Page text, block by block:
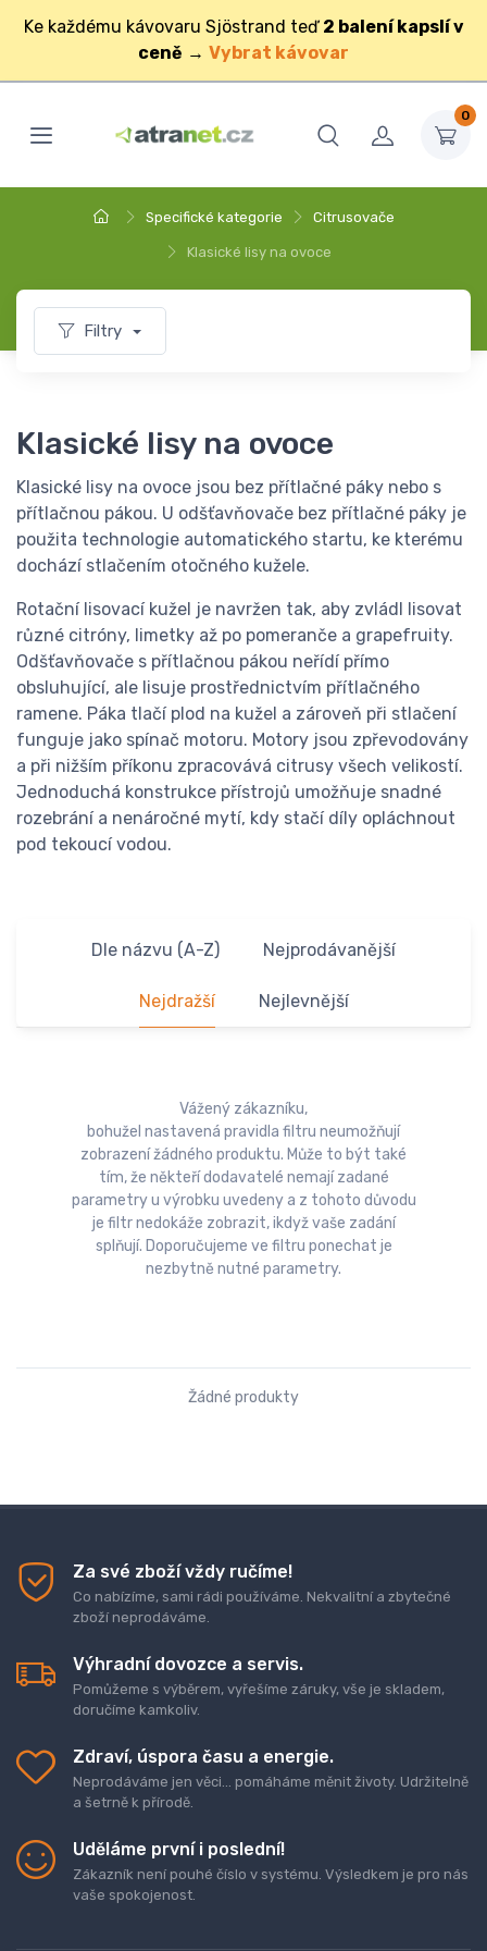
Ke každému kávovaru Sjöstrand teď 2 balení kapslí v
ceně → Vybrat kávovar
0
Specifické kategorie Citrusovače
Klasické lisy na ovoce
Filtry
Klasické lisy na ovoce
Klasické lisy na ovoce jsou bez přítlačné páky nebo s
přítlačnou pákou. U odšťavňovače bez přítlačné páky je
použita technologie automatického startu, ke kterému
dochází stlačením otočného kužele.
Rotační lisovací kužel je navržen tak, aby zvládl lisovat
různé citróny, limetky až po pomeranče a grapefruity.
Odšťavňovače s přítlačnou pákou neřídí přímo
obsluhující, ale lisuje prostřednictvím přítlačného
ramene. Páka tlačí plod na kužel a zároveň při stlačení
funguje jako spínač motoru. Motory jsou zpřevodovány
a při nižším příkonu zpracovává citrusy všech velikostí.
Jednoduchá konstrukce přístrojů umožňuje snadné
rozebrání a nenáročné mytí, kdy stačí díly opláchnout
pod tekoucí vodou.
Dle názvu (A-Z) Nejprodávanější
Nejdražší Nejlevnější
Vážený zákazníku,
bohužel nastavená pravidla filtru neumožňují
zobrazení žádného produktu. Může to být také
tím, že někteří dodavatelé nemají zadané
parametry u výrobku uvedeny a z tohoto důvodu
je filtr nedokáže zobrazit, ikdyž vaše zadání
splňují. Doporučujeme ve filtru ponechat je
nezbytně nutné parametry.
Žádné produkty
Za své zboží vždy ručíme!
Co nabízíme, sami rádi používáme. Nekvalitní a zbytečné
zboží neprodáváme.
Výhradní dovozce a servis.
Pomůžeme s výběrem, vyřešíme záruky, vše je skladem,
doručíme kamkoliv.
Zdraví, úspora času a energie.
Neprodáváme jen věci... pomáháme měnit životy. Udržitelně
a šetrně k přírodě.
Uděláme první i poslední!
Zákazník není pouhé číslo v systému. Výsledkem je pro nás
vaše spokojenost.